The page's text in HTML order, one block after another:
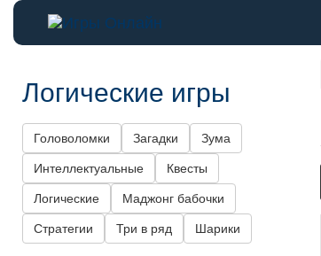
Логические игры
Головоломки Загадки Зума
Интеллектуальные Квесты
Логические Маджонг бабочки
Стратегии Три в ряд Шарики